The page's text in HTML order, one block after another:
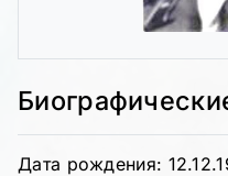
Дата рождения: